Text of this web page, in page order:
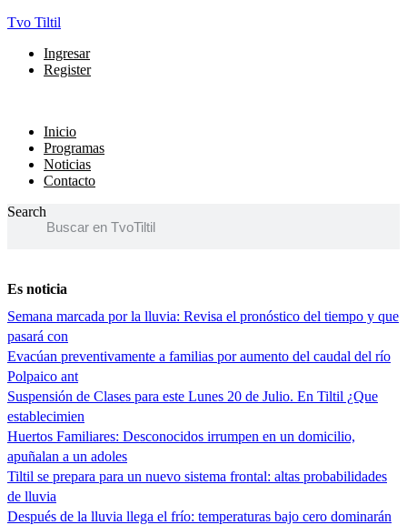
Tvo Tiltil
Menú
Ingresar
Register
Menú
Inicio
Programas
Noticias
Contacto
Search
Es noticia
Semana marcada por la lluvia: Revisa el pronóstico del tiempo y que
pasará con
Evacúan preventivamente a familias por aumento del caudal del río
Polpaico ant
Suspensión de Clases para este Lunes 20 de Julio. En Tiltil ¿Que
establecimien
Huertos Familiares: Desconocidos irrumpen en un domicilio,
apuñalan a un adoles
Tiltil se prepara para un nuevo sistema frontal: altas probabilidades
de lluvia
Después de la lluvia llega el frío: temperaturas bajo cero dominarán